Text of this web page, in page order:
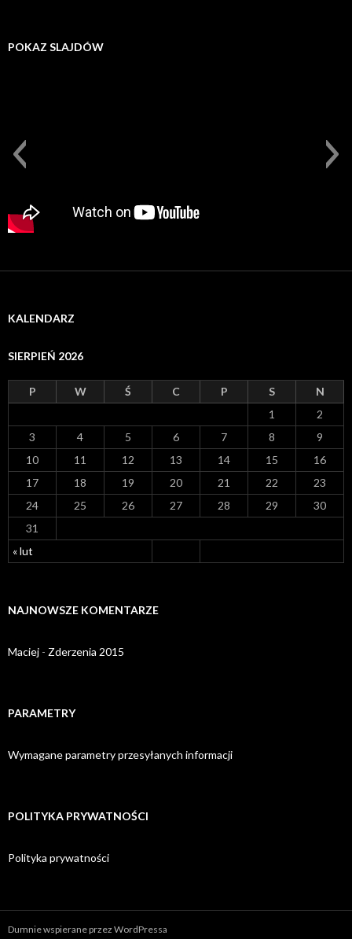
POKAZ SLAJDÓW
KALENDARZ
SIERPIEŃ 2026
P W Ś C P S N
« lut
1
2
3
4 5 6 7 8
9
10
11 12 13 14 15
16
17
18 19 20 21 22
23
24
25 26 27 28 29
30
31
NAJNOWSZE KOMENTARZE
Maciej - Zderzenia 2015
PARAMETRY
Wymagane parametry przesyłanych informacji
POLITYKA PRYWATNOŚCI
Polityka prywatności
Dumnie wspierane przez WordPressa